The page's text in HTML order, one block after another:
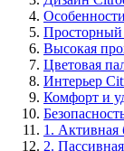
Просторный
Высокая
Цветовая
Интерьер
Комфорт и
1. Активная
2.